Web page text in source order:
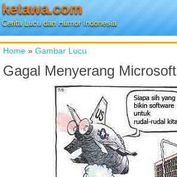
ketawa.com
Cerita Lucu dan Humor Indonesia
Home » Gambar Lucu
Gagal Menyerang Microsoft